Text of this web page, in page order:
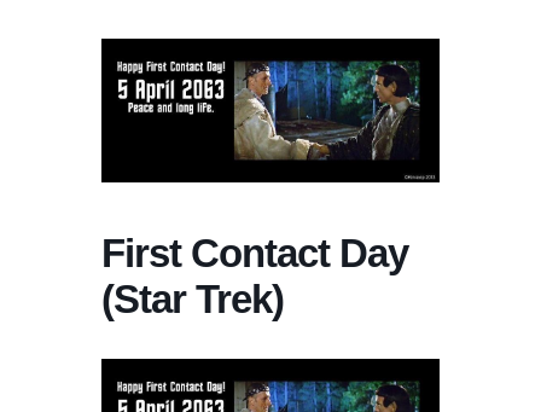
First Contact Day
(Star Trek)